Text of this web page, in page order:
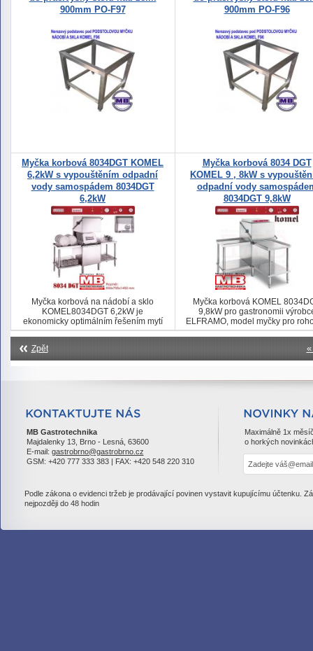
900mm PO-F97
900mm PO-F96
Myčka korbová 8034DGT KOMEL
6,2kW s vypouštěním odpadní
vody samospádem 8034DGT
6,2kW
Myčka korbová na nádobí a sklo
KOMEL8034DGT 6,2kW je
ekonomicky optimálním řešením mytí
od výrobce ELFRAMO
Myčka korbová 8034 DGT
KOMEL 9 , 8kW s
odpadní vody
8034DGT 9,8kW
Myčka korbová KOMEL
9,8kW pro gastronomii
ELFRAMO, model myčky pro
rovné mycí centrum
Zpět
MB Gastrotechnika
Majdalenky 13, Brno - Lesná, 63600
E-mail: gastrobrno@gastrobrno.cz
GSM: +420 777 333 383 | FAX: +420 548 220 310
Maximálně 1x
o horkých
Podle zákona o evidenci tržeb je prodávající povinen vystavit kupujícímu účtenku.
nejpozději do 48 hodin